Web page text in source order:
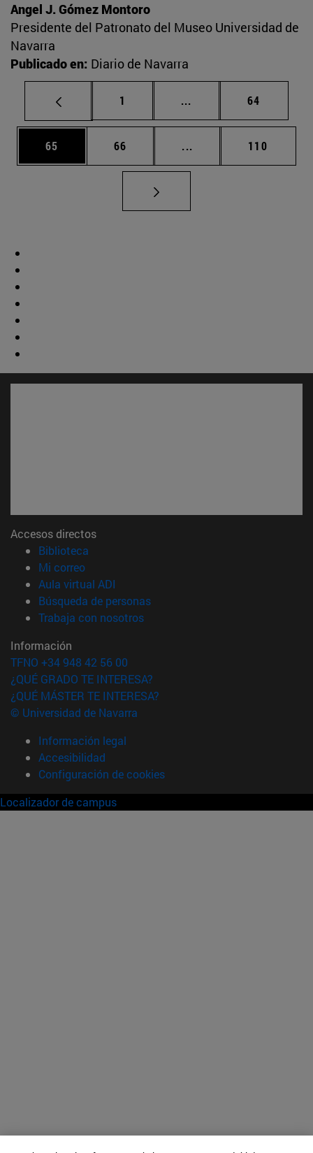
Angel J. Gómez Montoro
Presidente del Patronato del Museo Universidad de
Navarra
Publicado en: Diario de Navarra
Página
1 ... Páginas intermedias
Página
64
Página
65 Página
66 ... Páginas intermedias
Página
110
Accesos directos
Biblioteca
Mi correo(abre en nueva ventana)
Aula virtual ADI
Búsqueda de personas(abre en nueva ventana)
Trabaja con nosotros(abre en nueva ventana)
Información
TFNO +34 948 42 56 00
¿QUÉ GRADO TE INTERESA?
¿QUÉ MÁSTER TE INTERESA?
© Universidad de Navarra
Información legal
Accesibilidad
Configuración de cookies
Localizador de campus